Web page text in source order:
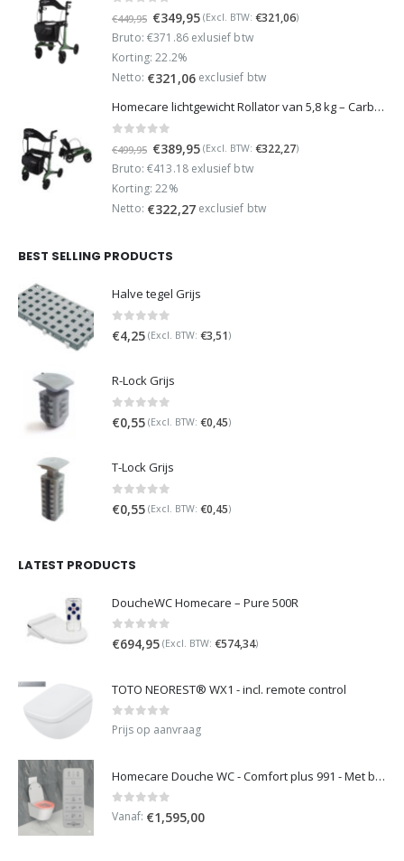
out of 5
€449,95 Oorspronkelijke
prijs
was:
€449,95.
€349,95Huidige
prijs
€349,95.
(Excl. BTW: €321,06)
Bruto: €371.86 exlusief btw
Korting: 22.2%
Netto: €321,06exclusief btw
Homecare lichtgewicht Rollator van 5,8 kg – Carbon rollator tot 150 kg draaggewicht – Dubbel opvouwbaar en inclusief reistas - Groen
€499,95 Oorspronkelijke
prijs
was:
€499,95.
€389,95Huidige
prijs
€389,95.
(Excl. BTW: €322,27)
Bruto: €413.18 exlusief btw
Korting: 22%
Netto: €322,27exclusief btw
BEST SELLING PRODUCTS
Halve tegel Grijs
€4,25 (Excl. BTW: €3,51)
R-Lock Grijs
0 out of 5
€0,55 (Excl. BTW: €0,45)
T-Lock Grijs
0 out of 5
€0,55 (Excl. BTW: €0,45)
LATEST PRODUCTS
DoucheWC Homecare – Pure 500R
0 out of 5
€694,95 (Excl. BTW: €574,34)
TOTO NEOREST® WX1 - incl. remote control
0 out of 5
Prijs op aanvraag
Homecare Douche WC - Comfort plus 991 - Met brilverwarming
0 out of 5
Vanaf: €1,595,00